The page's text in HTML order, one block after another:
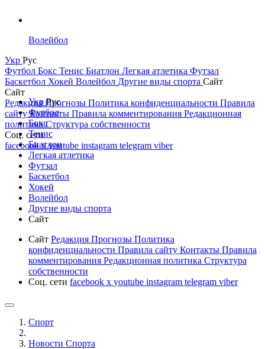
Волейбол
Укр Рус
Футбол Бокс Тенис Биатлон Легкая атлетика Футзал
Баскетбол Хокей Волейбол Другие виды спорта Сайт
Сайт
РедакцияПрогнозы Политика конфиденциальности Правила
сайтуКонтакты Правила комментирования Редакционная
политикаСтруктура собственности
Соц. сети
facebookxyoutube instagram telegram viber
УкрРус
Футбол
Бокс
Тенис
Биатлон
Легкая атлетика
Футзал
Баскетбол
Хокей
Волейбол
Другие виды спорта
Сайт
Сайт Редакция Прогнозы Политика
конфиденциальности Правила сайту Контакты Правила
комментирования Редакционная политика Структура
собственности
Соц. сети facebook x youtube instagram telegram viber
Спорт
Новости Cпорта